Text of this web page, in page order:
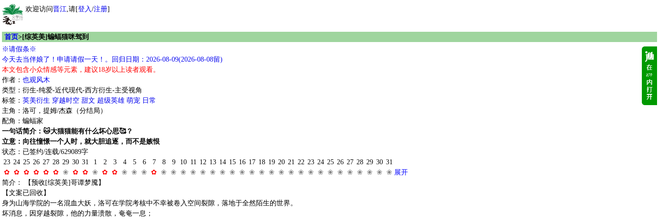
欢迎访问晋江,请[登入/注册]
首页>[综英美]蝙蝠猫咪驾到
※请假条※
今天去当伴娘了！申请请假一天！。回归日期：2026-08-09(2026-08-08留)
本文包含小众情感等元素，建议18岁以上读者观看。
作者： 也观风木
类型：衍生-纯爱-近代现代-西方衍生-主受视角
标签： 英美衍生 穿越时空 甜文 超级英雄 萌宠 日常
主角：洛可，提姆/杰森（分结局）
配角：蝙蝠家
一句话简介：🐱大猫猫能有什么坏心思🥰？
立意：向往憧憬一个人时，就大胆追逐，而不是嫉恨
状态：已签约/连载/629089字
23
✿
24
✿
25
✿
26
✿
27
✿
28
✿
29
❀
30
✿
31
✿
1
❀
2
✿
3
✿
4
❀
5
❀
6
❀
7
✿
8
❀
9
❀
10
❀
11
❀
12
❀
13
❀
14
❀
15
❀
16
❀
17
❀
18
❀
19
❀
20
❀
21
❀
22
❀
23
❀
24
❀
25
❀
26
❀
27
❀
28
❀
29
❀
30
❀
31
❀ 展开
简介： 【预收[综英美]哥谭梦魇】
【文案已回收】
身为山海学院的一名混血大妖，洛可在学院考核中不幸被卷入空间裂隙，落地于全然陌生的世界。
坏消息，因穿越裂隙，他的力量溃散，奄奄一息；